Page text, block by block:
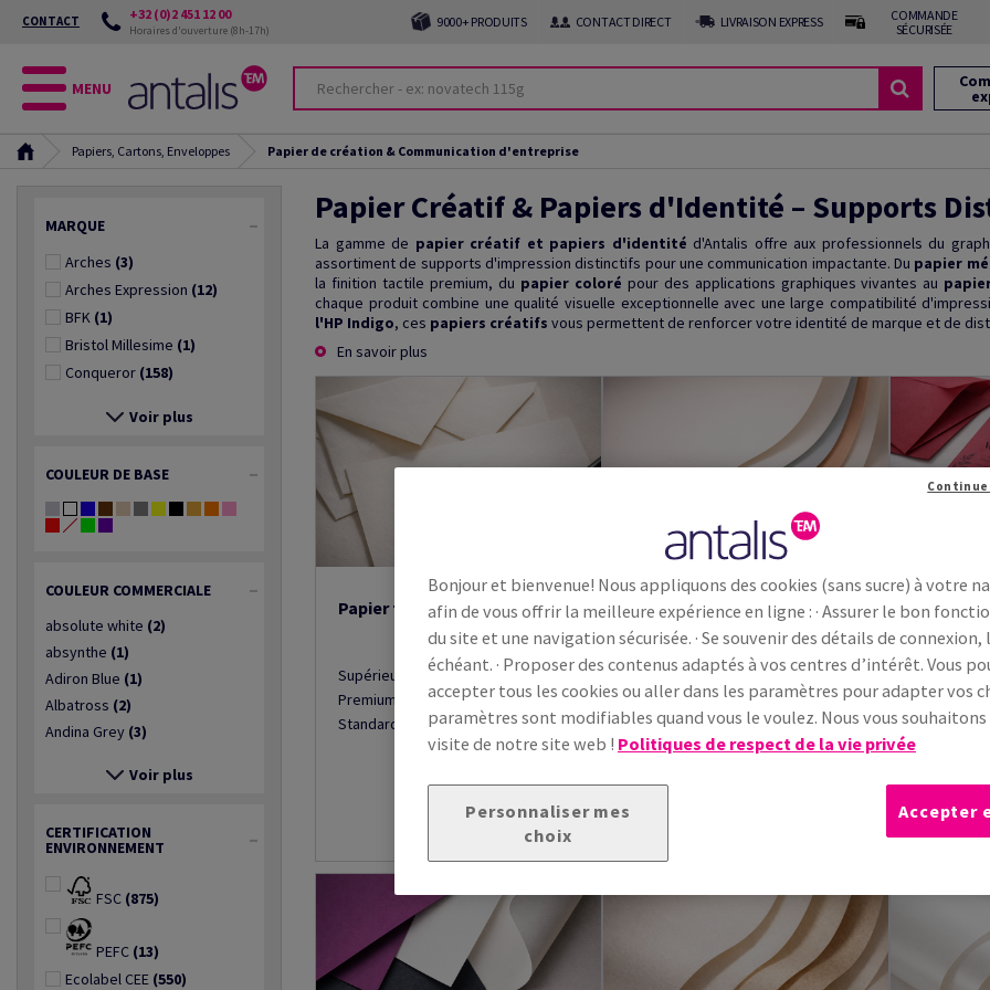
CONTACT +32 (0)2 451 12 00
Horaires d'ouverture (8h-17h) 9000+ PRODUITS CONTACT DIRECT LIVRAISON EXPRESS
COMMANDE
SÉCURISÉE
MENU
Papiers, Cartons, Enveloppes Papier de création & Communication d'entreprise
MARQUE
Arches (3)
Arches Expression (12)
BFK (1)
Bristol Millesime (1)
Conqueror (158)
Voir plus
COULEUR DE BASE
COULEUR COMMERCIALE
absolute white (2)
absynthe (1)
Adiron Blue (1)
Albatross (2)
Andina Grey (3)
Voir plus
CERTIFICATION
ENVIRONNEMENT
FSC (875)
PEFC (13)
Ecolabel CEE (550)
Papier Créatif & Papiers d'Identité – Supports
La gamme de papier créatif et papiers d'identité d'Antalis offre aux professionnels du
assortiment de supports d'impression distinctifs pour une communication impactante. Du papier
la finition tactile premium, du papier coloré pour des applications graphiques vivantes au
chaque produit combine une qualité visuelle exceptionnelle avec une large compatibilité
l'HP Indigo, ces papiers créatifs vous permettent de renforcer votre identité de marque et de
En savoir plus
Papier tête de lettre (444)
Supérieure
(152)
Premium
Standard
(250)
Papier vélin (364)
Conqueror Wove(51)
Keaykolour Virgin Pulp(115)
Olin Colours(154)
Olin Colours Digital(4)
Papier de
toner
Conqueror
Conqueror
Conqueror
Olin
Bonjour et bienvenue! Nous appliquons des cookies (sans sucre) à votre
afin de vous offrir la meilleure expérience en ligne : · Assurer le bon
du site et une navigation sécurisée. · Se souvenir des détails de connexion,
échéant. · Proposer des contenus adaptés à vos centres d’intérêt. Vous
accepter tous les cookies ou aller dans les paramètres pour adapter vos
paramètres sont modifiables quand vous le voulez. Nous vous souhaitons
visite de notre site web ! Politiques de respect de la vie privée
Personnaliser mes
choix
Accepter